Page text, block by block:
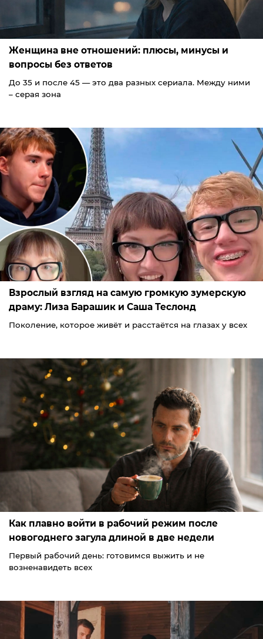
Женщина вне отношений: плюсы, минусы и
вопросы без ответов
До 35 и после 45 — это два разных сериала. Между ними
– серая зона
Взрослый взгляд на самую громкую зумерскую
драму: Лиза Барашик и Саша Теслонд
Поколение, которое живёт и расстаётся на глазах у всех
Как плавно войти в рабочий режим после
новогоднего загула длиной в две недели
Первый рабочий день: готовимся выжить и не
возненавидеть всех